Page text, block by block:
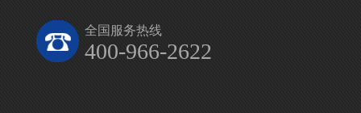
全国服务热线
400-966-2622